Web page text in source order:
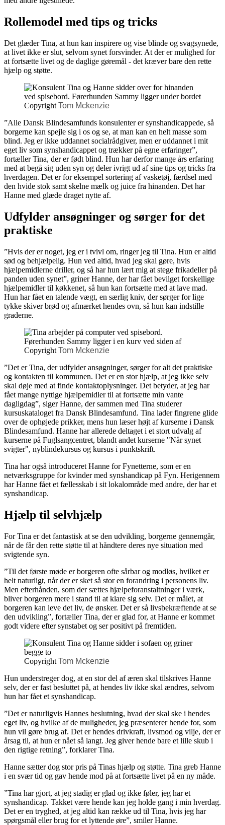
Rollemodel med tips og tricks
Det glæder Tina, at hun kan inspirere og vise blinde og svagsynede,
at livet ikke er slut, selvom synet forsvinder. At der er mulighed for
at fortsætte livet og de daglige gøremål - det kræver bare den rette
hjælp og støtte.
Copyright Tom Mckenzie
”Alle Dansk Blindesamfunds konsulenter er synshandicappede, så
borgerne kan spejle sig i os og se, at man kan en helt masse som
blind. Jeg er ikke uddannet socialrådgiver, men er uddannet i mit
eget liv som synshandicappet og trækker på egne erfaringer”,
fortæller Tina, der er født blind. Hun har derfor mange års erfaring
med at begå sig uden syn og deler ivrigt ud af sine tips og tricks fra
hverdagen. Det er for eksempel sortering af vasketøj, færdsel med
den hvide stok samt skelne mælk og juice fra hinanden. Det har
Hanne med glæde draget nytte af.
Udfylder ansøgninger og sørger for det
praktiske
”Hvis der er noget, jeg er i tvivl om, ringer jeg til Tina. Hun er altid
sød og behjælpelig. Hun ved altid, hvad jeg skal gøre, hvis
hjælpemidlerne driller, og så har hun lært mig at stege frikadeller på
panden uden synet”, griner Hanne, der har fået bevilget forskellige
hjælpemidler til køkkenet, så hun kan fortsætte med at lave mad.
Hun har fået en talende vægt, en særlig kniv, der sørger for lige
tykke skiver brød og afmærket hendes ovn, så hun kan indstille
graderne.
Copyright Tom Mckenzie
”Det er Tina, der udfylder ansøgninger, sørger for alt det praktiske
og kontakten til kommunen. Det er en stor hjælp, at jeg ikke selv
skal døje med at finde kontaktoplysninger. Det betyder, at jeg har
fået mange nyttige hjælpemidler til at fortsætte min vante
dagligdag”, siger Hanne, der sammen med Tina studerer
kursuskataloget fra Dansk Blindesamfund. Tina lader fingrene glide
over de ophøjede prikker, mens hun læser højt af kurserne i Dansk
Blindesamfund. Hanne har allerede deltaget i et stort udvalg af
kurserne på Fuglsangcentret, blandt andet kurserne "Når synet
svigter", nyblindekursus og kursus i punktskrift.
Tina har også introduceret Hanne for Fynetterne, som er en
netværksgruppe for kvinder med synshandicap på Fyn. Herigennem
har Hanne fået et fællesskab i sit lokalområde med andre, der har et
synshandicap.
Hjælp til selvhjælp
For Tina er det fantastisk at se den udvikling, borgerne gennemgår,
når de får den rette støtte til at håndtere deres nye situation med
svigtende syn.
”Til det første møde er borgeren ofte sårbar og modløs, hvilket er
helt naturligt, når der er sket så stor en forandring i personens liv.
Men efterhånden, som der sættes hjælpeforanstaltninger i værk,
bliver borgeren mere i stand til at klare sig selv. Det er målet, at
borgeren kan leve det liv, de ønsker. Det er så livsbekræftende at se
den udvikling”, fortæller Tina, der er glad for, at Hanne er kommet
godt videre efter synstabet og ser positivt på fremtiden.
Copyright Tom Mckenzie
Hun understreger dog, at en stor del af æren skal tilskrives Hanne
selv, der er fast besluttet på, at hendes liv ikke skal ændres, selvom
hun har fået et synshandicap.
”Det er naturligvis Hannes beslutning, hvad der skal ske i hendes
eget liv, og hvilke af de muligheder, jeg præsenterer hende for, som
hun vil gøre brug af. Det er hendes drivkraft, livsmod og vilje, der er
årsag til, at hun er nået så langt. Jeg giver hende bare et lille skub i
den rigtige retning”, forklarer Tina.
Hanne sætter dog stor pris på Tinas hjælp og støtte. Tina greb Hanne
i en svær tid og gav hende mod på at fortsætte livet på en ny måde.
”Tina har gjort, at jeg stadig er glad og ikke føler, jeg har et
synshandicap. Takket være hende kan jeg holde gang i min hverdag.
Det er en tryghed, at jeg altid kan række ud til Tina, hvis jeg har
spørgsmål eller brug for et lyttende øre”, smiler Hanne.